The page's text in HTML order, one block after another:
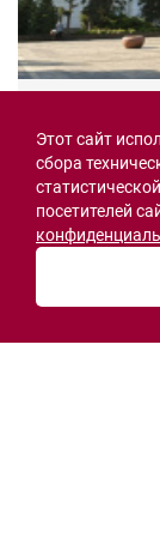
в
земельный
30.07.2026 13:05
Новости
Этот сайт
сбора
посетителей